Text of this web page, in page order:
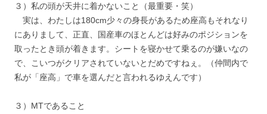
３）私の頭が天井に着かないこと（最重要・笑）
実は、わたしは180cm少々の身長があるため座高もそれなり
にありまして、正直、国産車のほとんどは好みのポジションを
取ったとき頭が着きます。シートを寝かせて乗るのが嫌いなの
で、こいつがクリアされていないとだめですねぇ。（仲間内で
私が「座高」で車を選んだと言われるゆえんです）
３）MTであること